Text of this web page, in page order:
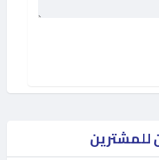
للمشترين